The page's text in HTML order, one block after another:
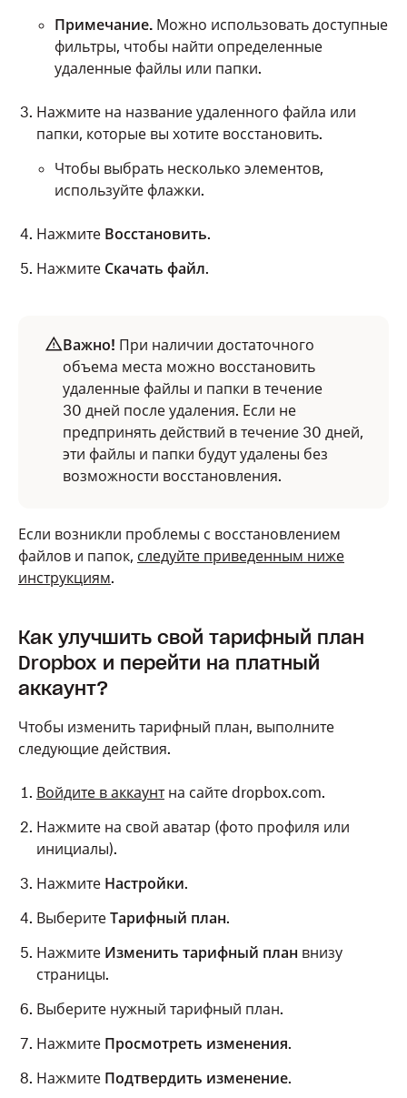
Примечание. Можно использовать доступные
фильтры, чтобы найти определенные
удаленные файлы или папки.
Нажмите на название удаленного файла или
папки, которые вы хотите восстановить.
Чтобы выбрать несколько элементов,
используйте флажки.
Нажмите Восстановить.
Нажмите Скачать файл.
Важно! При наличии достаточного
объема места можно восстановить
удаленные файлы и папки в течение
30 дней после удаления. Если не
предпринять действий в течение 30 дней,
эти файлы и папки будут удалены без
возможности восстановления.
Если возникли проблемы с восстановлением
файлов и папок, следуйте приведенным ниже
инструкциям.
Как улучшить свой тарифный план
Dropbox и перейти на платный
аккаунт?
Чтобы изменить тарифный план, выполните
следующие действия.
Войдите в аккаунтна сайте dropbox.com.
Нажмите на свой аватар (фото профиля или
инициалы).
Нажмите Настройки.
Выберите Тарифный план.
Нажмите Изменить тарифный план внизу
страницы.
Выберите нужный тарифный план.
Нажмите Просмотреть изменения.
Нажмите Подтвердить изменение.